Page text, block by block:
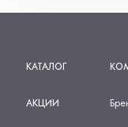
КАТАЛОГ
АКЦИИ